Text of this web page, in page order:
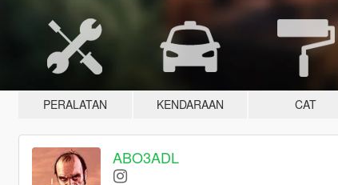
PERALATAN KENDARAAN CAT
ABO3ADL